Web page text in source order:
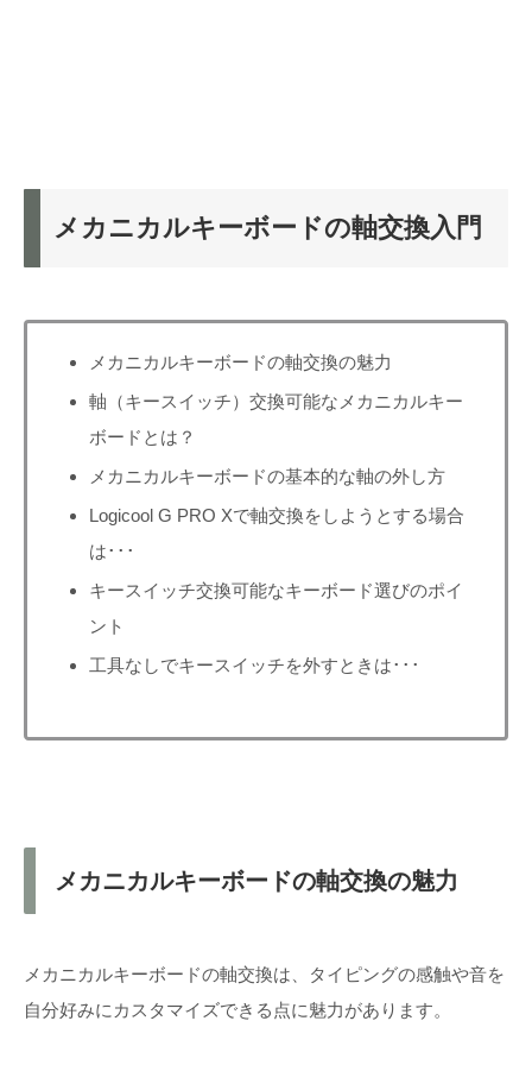
メカニカルキーボードの軸交換入門
メカニカルキーボードの軸交換の魅力
軸（キースイッチ）交換可能なメカニカルキー
ボードとは？
メカニカルキーボードの基本的な軸の外し方
Logicool G PRO Xで軸交換をしようとする場合
は･･･
キースイッチ交換可能なキーボード選びのポイ
ント
工具なしでキースイッチを外すときは･･･
メカニカルキーボードの軸交換の魅力
メカニカルキーボードの軸交換は、タイピングの感触や音を
自分好みにカスタマイズできる点に魅力があります。